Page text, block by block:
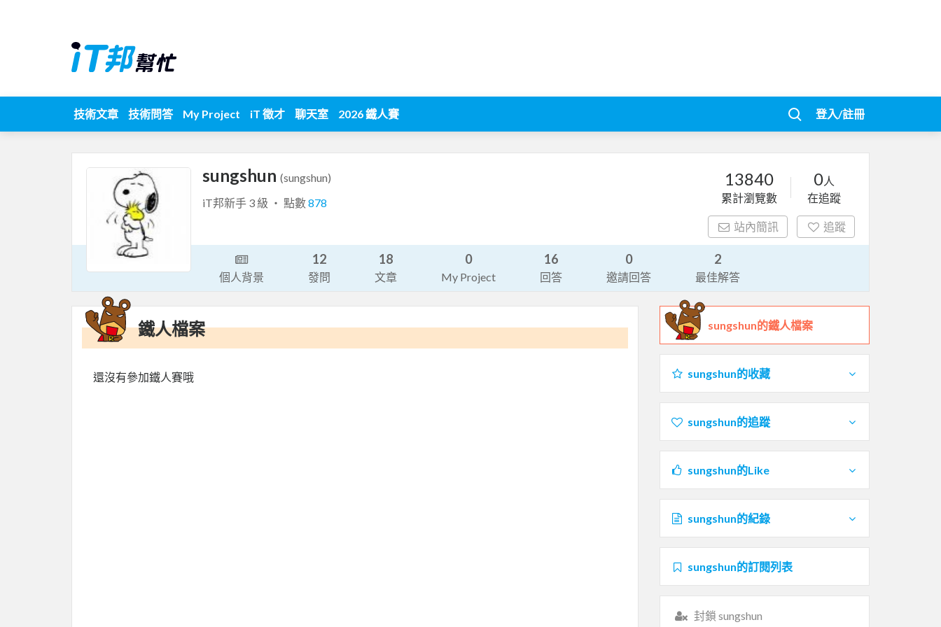
技術文章 技術問答 My Project iT 徵才 聊天室 2026 鐵人賽 登入/註冊
sungshun (sungshun)
iT邦新手 3 級 ‧ 點數878
13840
累計瀏覽數
0人
在追蹤
站內簡訊 追蹤
個人背景
12
發問
18
文章
0
My Project
16
回答
0
邀請回答
2
最佳解答
鐵人檔案
還沒有參加鐵人賽哦
sungshun的鐵人檔案
sungshun的收藏
sungshun的追蹤
sungshun的Like
sungshun的紀錄
sungshun的訂閱列表
封鎖 sungshun